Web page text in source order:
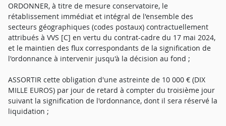
ORDONNER, à titre de mesure conservatoire, le
rétablissement immédiat et intégral de l'ensemble des
secteurs géographiques (codes postaux) contractuellement
attribués à VVS [C] en vertu du contrat-cadre du 17 mai 2024,
et le maintien des flux correspondants de la signification de
l'ordonnance à intervenir jusqu'à la décision au fond ;
ASSORTIR cette obligation d'une astreinte de 10 000 € (DIX
MILLE EUROS) par jour de retard à compter du troisième jour
suivant la signification de l'ordonnance, dont il sera réservé la
liquidation ;